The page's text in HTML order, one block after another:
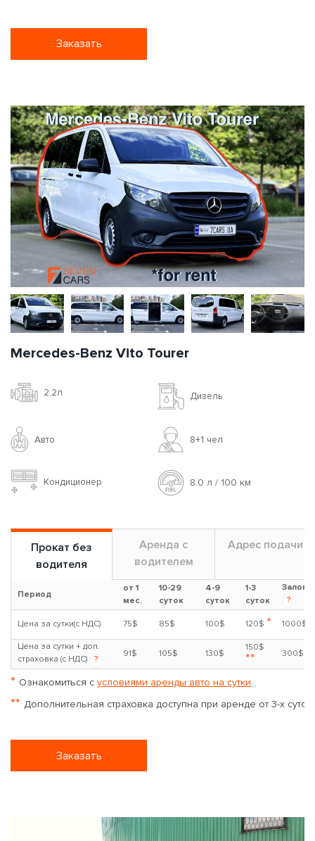
Заказать
Mercedes-Benz Vito Tourer
2,2л Дизель
Авто 8+1 чел
Кондиционер 8.0 л / 100 км
Прокат без
водителя
Аренда с
водителем
Адрес подачи
Период
от 1
мес.
10-29
суток
4-9
суток
1-3
суток
Залог
?
Цена за сутки(с НДС) 75$ 85$ 100$ 120$ * 1000$
Цена за сутки + доп.
страховка (с НДС)
?
91$ 105$ 130$
150$
** 300$
* Ознакомиться с условиями аренды авто на сутки
** Дополнительная страховка доступна при аренде от 3-х суток
Заказать